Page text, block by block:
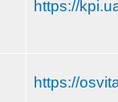
https://
https://